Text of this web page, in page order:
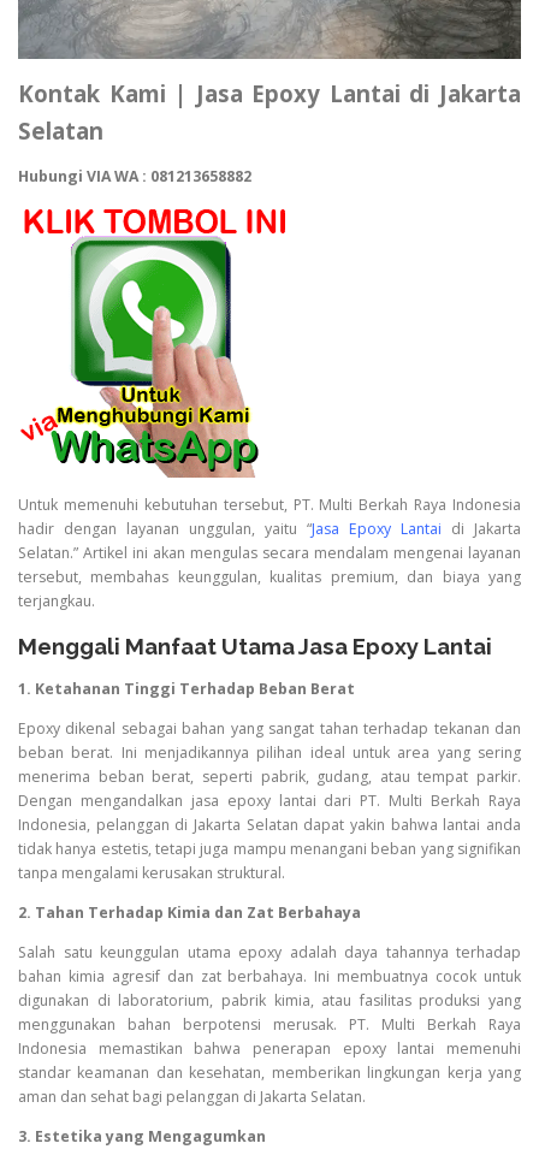
Kontak Kami | Jasa Epoxy Lantai di Jakarta
Selatan
Hubungi VIA WA : 081213658882
Untuk memenuhi kebutuhan tersebut, PT. Multi Berkah Raya Indonesia
hadir dengan layanan unggulan, yaitu “Jasa Epoxy Lantai di Jakarta
Selatan.” Artikel ini akan mengulas secara mendalam mengenai layanan
tersebut, membahas keunggulan, kualitas premium, dan biaya yang
terjangkau.
Menggali Manfaat Utama Jasa Epoxy Lantai
1. Ketahanan Tinggi Terhadap Beban Berat
Epoxy dikenal sebagai bahan yang sangat tahan terhadap tekanan dan
beban berat. Ini menjadikannya pilihan ideal untuk area yang sering
menerima beban berat, seperti pabrik, gudang, atau tempat parkir.
Dengan mengandalkan jasa epoxy lantai dari PT. Multi Berkah Raya
Indonesia, pelanggan di Jakarta Selatan dapat yakin bahwa lantai anda
tidak hanya estetis, tetapi juga mampu menangani beban yang signifikan
tanpa mengalami kerusakan struktural.
2. Tahan Terhadap Kimia dan Zat Berbahaya
Salah satu keunggulan utama epoxy adalah daya tahannya terhadap
bahan kimia agresif dan zat berbahaya. Ini membuatnya cocok untuk
digunakan di laboratorium, pabrik kimia, atau fasilitas produksi yang
menggunakan bahan berpotensi merusak. PT. Multi Berkah Raya
Indonesia memastikan bahwa penerapan epoxy lantai memenuhi
standar keamanan dan kesehatan, memberikan lingkungan kerja yang
aman dan sehat bagi pelanggan di Jakarta Selatan.
3. Estetika yang Mengagumkan